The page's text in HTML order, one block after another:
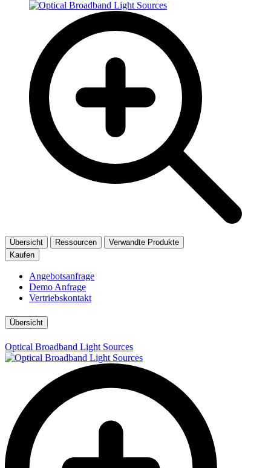
Übersicht Ressourcen
Verwandte Produkte
Kaufen
Angebotsanfrage
Demo Anfrage
Vertriebskontakt
Übersicht
Optical Broadband Light Sources